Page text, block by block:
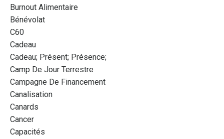
Burnout Alimentaire
Bénévolat
C60
Cadeau
Cadeau; Présent; Présence;
Camp De Jour Terrestre
Campagne De Financement
Canalisation
Canards
Cancer
Capacités